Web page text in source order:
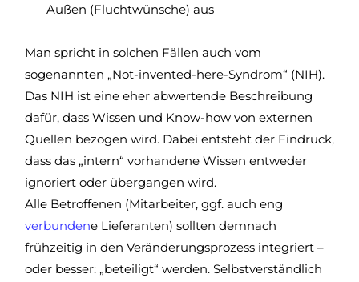
Außen (Fluchtwünsche) aus
Man spricht in solchen Fällen auch vom
sogenannten „Not-invented-here-Syndrom“ (NIH).
Das NIH ist eine eher abwertende Beschreibung
dafür, dass Wissen und Know-how von externen
Quellen bezogen wird. Dabei entsteht der Eindruck,
dass das „intern“ vorhandene Wissen entweder
ignoriert oder übergangen wird.
Alle Betroffenen (Mitarbeiter, ggf. auch eng
verbundene Lieferanten) sollten demnach
frühzeitig in den Veränderungsprozess integriert –
oder besser: „beteiligt“ werden. Selbstverständlich